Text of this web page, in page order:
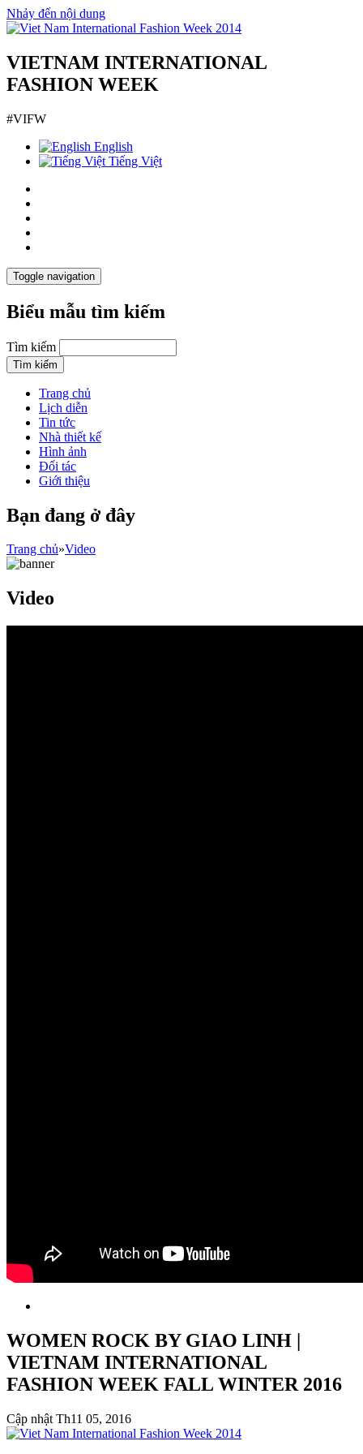
Nhảy đến nội dung
VIETNAM INTERNATIONAL
FASHION WEEK
#VIFW
English
Tiếng Việt
Toggle navigation
Biểu mẫu tìm kiếm
Tìm kiếm
Trang chủ
Lịch diễn
Tin tức
Nhà thiết kế
Hình ảnh
Đối tác
Giới thiệu
Bạn đang ở đây
Trang chủ»Video
Video
WOMEN ROCK BY GIAO LINH |
VIETNAM INTERNATIONAL
FASHION WEEK FALL WINTER 2016
Cập nhật Th11 05, 2016